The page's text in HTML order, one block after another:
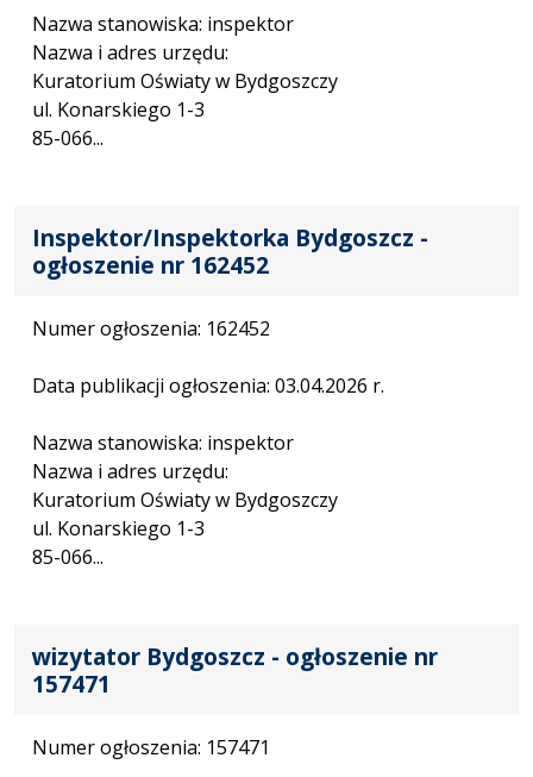
Nazwa stanowiska: inspektor
Nazwa i adres urzędu:
Kuratorium Oświaty w Bydgoszczy
ul. Konarskiego 1-3
85-066...
Inspektor/Inspektorka Bydgoszcz -
ogłoszenie nr 162452
Numer ogłoszenia: 162452
Data publikacji ogłoszenia: 03.04.2026 r.
Nazwa stanowiska: inspektor
Nazwa i adres urzędu:
Kuratorium Oświaty w Bydgoszczy
ul. Konarskiego 1-3
85-066...
wizytator Bydgoszcz - ogłoszenie nr
157471
Numer ogłoszenia: 157471